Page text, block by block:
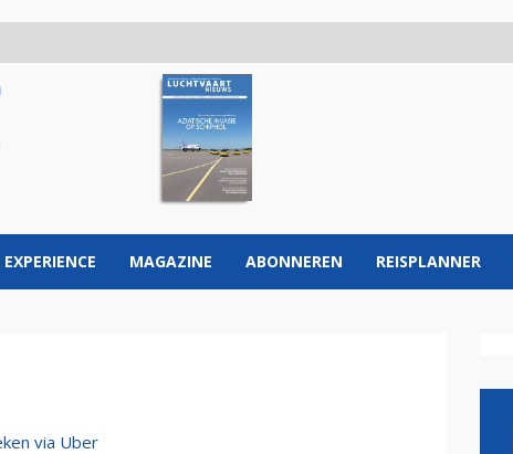
EXPERIENCE MAGAZINE ABONNEREN REISPLANNER
via Uber